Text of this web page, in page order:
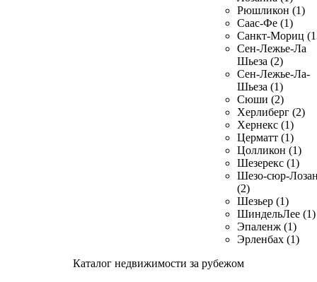
Рюшликон (1)
Саас-Фе (1)
Санкт-Мориц
Сен-Лежье-Ла
Шьеза (2)
Сен-Лежье-Ла-
Шьеза (1)
Сюши (2)
Херлиберг (2)
Хернекс (1)
Церматт (1)
Цолликон (1)
Шезерекс (1)
Шезо-сюр-
(2)
Шезьер (1)
ШиндельЛее (1)
Эпаленж (1)
Эрленбах (1)
Каталог недвижимости за рубежом